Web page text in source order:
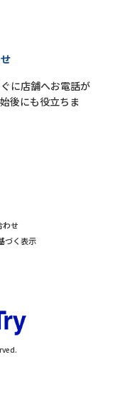
に店舗へお電話が
後にも役立ちま
わせ
づく表示